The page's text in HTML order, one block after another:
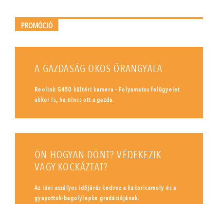
PROMÓCIÓ
A GAZDASÁG OKOS ŐRANGYALA
Reolink G450 kültéri kamera - Folyamatos felügyelet
akkor is, ha nincs ott a gazda.
ÖN HOGYAN DÖNT? VÉDEKEZIK
VAGY KOCKÁZTAT?
Az idei aszályos időjárás kedvez a kukoricamoly és a
gyapottok-bagolylepke gradációjának.